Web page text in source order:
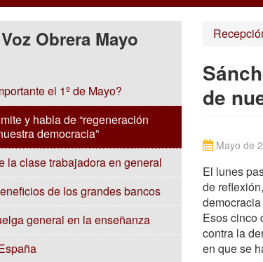
Obrera Mayo
el 1º de Mayo?
y habla de “regeneración
democracia”
la clase trabajadora en general
de los grandes bancos
general en la enseñanza
de
Mayo de
El lunes
de
Esos cinco
contra la
en que se